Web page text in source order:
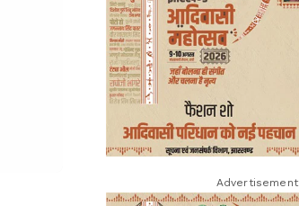
Advertisement